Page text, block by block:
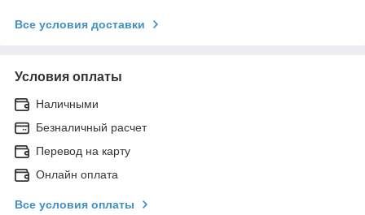
Все условия доставки
Условия оплаты
Наличными
Безналичный расчет
Перевод на карту
Онлайн оплата
Все условия оплаты